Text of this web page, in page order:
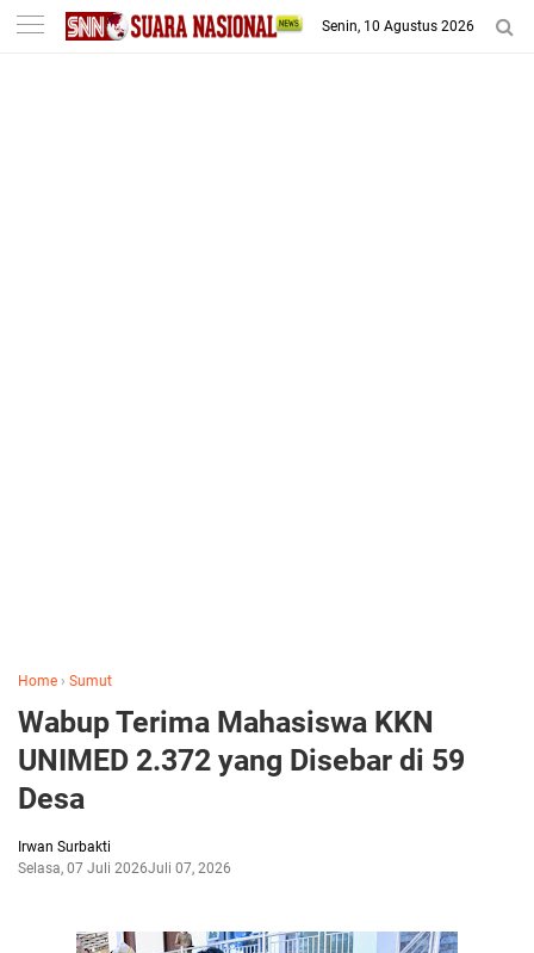
-->
Senin, 10 Agustus 2026
Home › Sumut
Wabup Terima Mahasiswa KKN
UNIMED 2.372 yang Disebar di 59
Desa
Irwan Surbakti
Selasa, 07 Juli 2026Juli 07, 2026